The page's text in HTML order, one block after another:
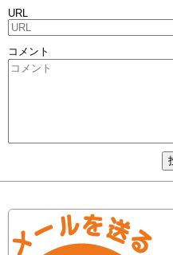
URL
コメント